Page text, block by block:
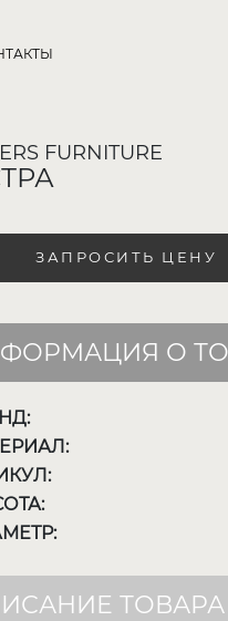
FURNITURE
ЗАПРОСИТЬ ЦЕНУ
О
ТОВАРА